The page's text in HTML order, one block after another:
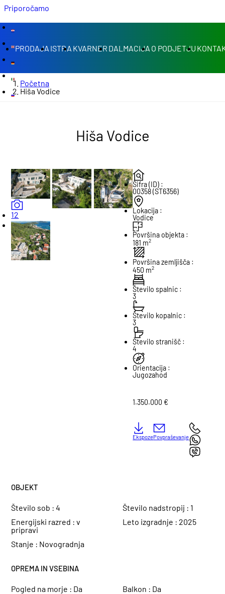
PRODAJA ISTRA KVARNER DALMACIJA O PODJETJU
Početna
Hiša Vodice
Hiša Vodice
Priporočamo
12
Šifra (ID) :
00358 (ST6356)
Lokacija :
Vodice
Površina objekta :
181 m2
Površina zemljišča :
450 m2
Število spalnic :
3
Število kopalnic :
3
Število stranišč :
4
Orientacija :
Jugozahod
1.350.000 €
EkspozePovpraševanje
OBJEKT
Število sob :4 Število nadstropij : 1
Energijski razred :v
pripravi
Leto izgradnje : 2025
Stanje : Novogradnja
OPREMA IN VSEBINA
Pogled na morje : Da Balkon : Da